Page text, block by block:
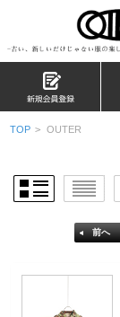
TOP > OUTER
前へ